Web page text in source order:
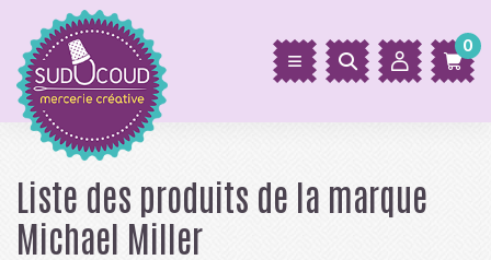
0
Liste des produits de la marque
Michael Miller